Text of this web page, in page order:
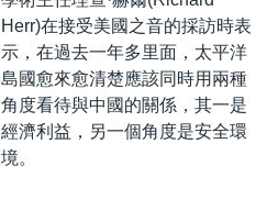
Herr)在接受美國之音的採訪時表
示，在過去一年多里面，太平洋
島國愈來愈清楚應該同時用兩種
角度看待與中國的關係，其一是
經濟利益，另一個角度是安全環
境。